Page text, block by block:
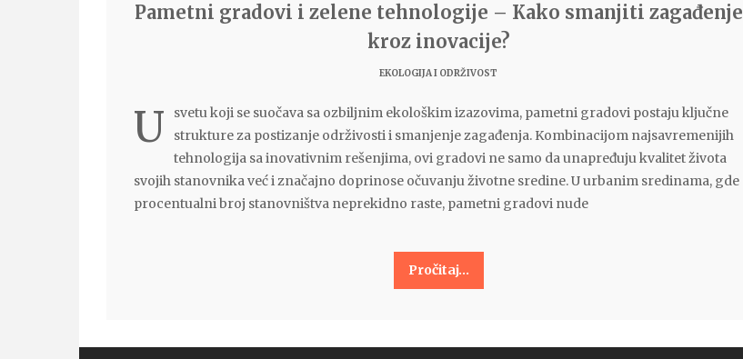
Pametni gradovi i zelene tehnologije – Kako smanjiti zagađenje
kroz inovacije?
EKOLOGIJA I ODRŽIVOST
U
svetu koji se suočava sa ozbiljnim ekološkim izazovima, pametni gradovi postaju ključne
strukture za postizanje održivosti i smanjenje zagađenja. Kombinacijom najsavremenijih
tehnologija sa inovativnim rešenjima, ovi gradovi ne samo da unapređuju kvalitet života
svojih stanovnika već i značajno doprinose očuvanju životne sredine. U urbanim sredinama, gde
procentualni broj stanovništva neprekidno raste, pametni gradovi nude
Pročitaj…